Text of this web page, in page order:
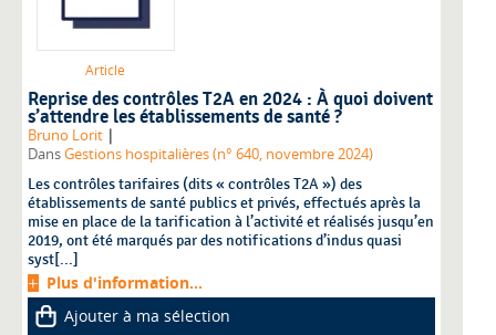
Article
Reprise des contrôles T2A en 2024 : À quoi doivent
s’attendre les établissements de santé ?
Bruno Lorit |
DansGestions hospitalières (n° 640, novembre 2024)
Les contrôles tarifaires (dits « contrôles T2A ») des
établissements de santé publics et privés, effectués après la
mise en place de la tarification à l’activité et réalisés jusqu’en
2019, ont été marqués par des notifications d’indus quasi
syst[...]
Plus d'information...
Ajouter à ma sélection